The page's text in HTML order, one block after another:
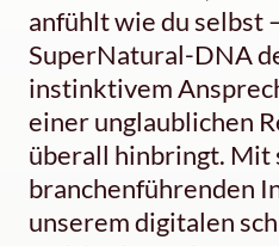
anfühlt wie du selbst
SuperNatural-DNA
instinktivem
einer unglaublichen
überall hinbringt. Mit
branchenführenden
unserem digitalen